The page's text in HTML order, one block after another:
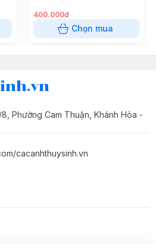
400.000đ
Chọn mua
Phường Cam Thuận, Khánh Hòa -
cacanhthuysinh.vn